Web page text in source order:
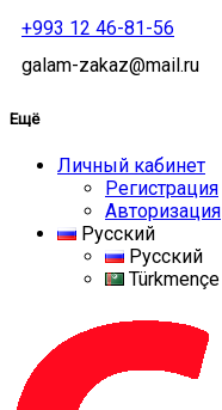
+993 12 46-81-56
galam-zakaz@mail.ru
Ещё
Личный кабинет
Регистрация
Авторизация
Русский
Русский
Türkmençe